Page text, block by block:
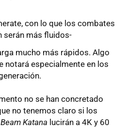
con lo que los combates
serán más fluidos-
mucho más rápidos. Algo
notará especialmente en los
no se han concretado
no tenemos claro si los
Beam Katana lucirán a 4K y 60